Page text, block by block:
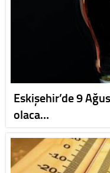
Eskişehir’de 9
olaca…